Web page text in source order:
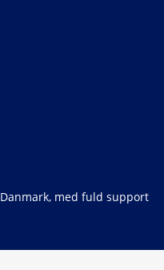
med fuld support